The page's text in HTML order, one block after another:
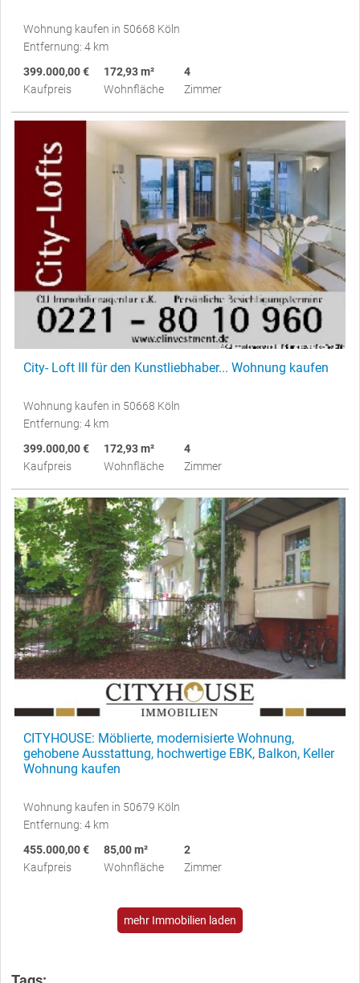
Wohnung kaufen in 50668 Köln
Entfernung: 4 km
399.000,00 €
Kaufpreis
172,93 m²
Wohnfläche
4
Zimmer
City- Loft III für den Kunstliebhaber... Wohnung kaufen
Wohnung kaufen in 50668 Köln
Entfernung: 4 km
399.000,00 €
Kaufpreis
172,93 m²
Wohnfläche
4
Zimmer
CITYHOUSE: Möblierte, modernisierte Wohnung,
gehobene Ausstattung, hochwertige EBK, Balkon, Keller
Wohnung kaufen
Wohnung kaufen in 50679 Köln
Entfernung: 4 km
455.000,00 €
Kaufpreis
85,00 m²
Wohnfläche
2
Zimmer
mehr Immobilien laden